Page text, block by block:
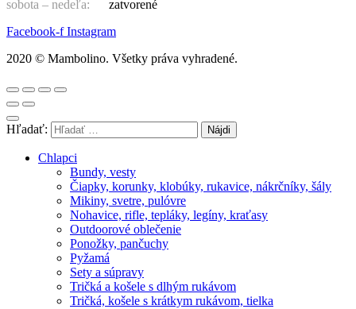
sobota – nedeľa:
zatvorené
Facebook-f Instagram
2020 © Mambolino. Všetky práva vyhradené.
Hľadať:
Chlapci
Bundy, vesty
Čiapky, korunky, klobúky, rukavice, nákrčníky, šály
Mikiny, svetre, pulóvre
Nohavice, rifle, tepláky, legíny, kraťasy
Outdoorové oblečenie
Ponožky, pančuchy
Pyžamá
Sety a súpravy
Tričká a košele s dlhým rukávom
Tričká, košele s krátkym rukávom, tielka